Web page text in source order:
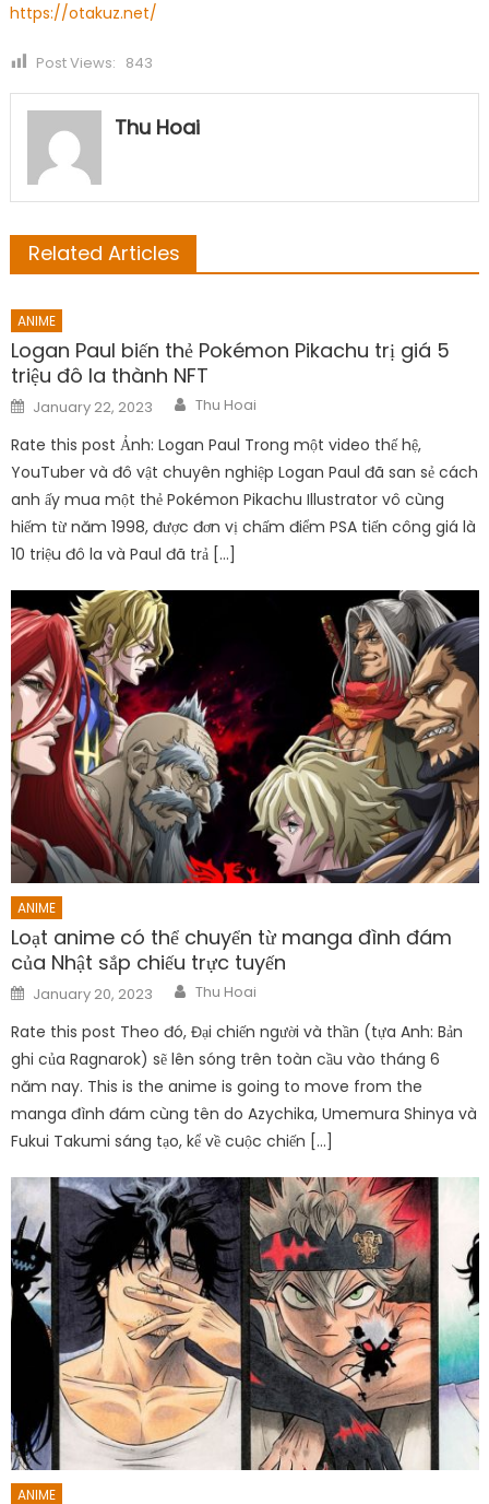
https://otakuz.net/
Post Views: 843
Thu Hoai
Related Articles
ANIME
Logan Paul biến thẻ Pokémon Pikachu trị giá 5
triệu đô la thành NFT
Posted
on
January 22, 2023 Author
Thu Hoai
Rate this post Ảnh: Logan Paul Trong một video thế hệ,
YouTuber và đô vật chuyên nghiệp Logan Paul đã san sẻ cách
anh ấy mua một thẻ Pokémon Pikachu Illustrator vô cùng
hiếm từ năm 1998, được đơn vị chấm điểm PSA tiến công giá là
10 triệu đô la và Paul đã trả […]
ANIME
Loạt anime có thể chuyển từ manga đình đám
của Nhật sắp chiếu trực tuyến
Posted
on
January 20, 2023 Author
Thu Hoai
Rate this post Theo đó, Đại chiến người và thần (tựa Anh: Bản
ghi của Ragnarok) sẽ lên sóng trên toàn cầu vào tháng 6
năm nay. This is the anime is going to move from the
manga đình đám cùng tên do Azychika, Umemura Shinya và
Fukui Takumi sáng tạo, kể về cuộc chiến […]
ANIME